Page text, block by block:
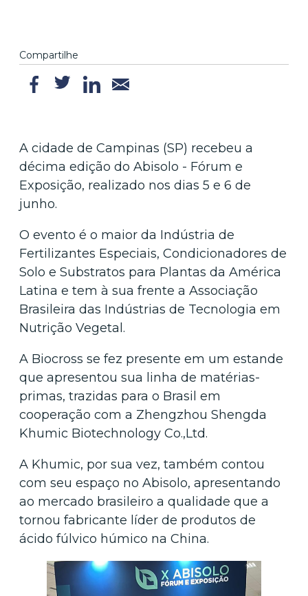
Compartilhe
A cidade de Campinas (SP) recebeu a
décima edição do Abisolo - Fórum e
Exposição, realizado nos dias 5 e 6 de
junho.
O evento é o maior da Indústria de
Fertilizantes Especiais, Condicionadores de
Solo e Substratos para Plantas da América
Latina e tem à sua frente a Associação
Brasileira das Indústrias de Tecnologia em
Nutrição Vegetal.
A Biocross se fez presente em um estande
que apresentou sua linha de matérias-
primas, trazidas para o Brasil em
cooperação com a Zhengzhou Shengda
Khumic Biotechnology Co.,Ltd.
A Khumic, por sua vez, também contou
com seu espaço no Abisolo, apresentando
ao mercado brasileiro a qualidade que a
tornou fabricante líder de produtos de
ácido fúlvico húmico na China.